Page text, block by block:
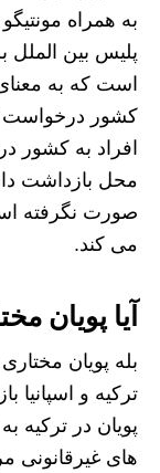
به همراه
پلیس بین الملل
است که به
کشور درخواست
افراد به کشور
محل بازداشت
صورت نگرفته
می کند.
آیا پویان
بله پویان
پویان در ترکیه
های غیرقانونی